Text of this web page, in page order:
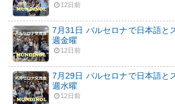
12日前
7月31日 バルセロナで日本語と
週金曜
12日前
7月29日 バルセロナで日本語と
週水曜
12日前